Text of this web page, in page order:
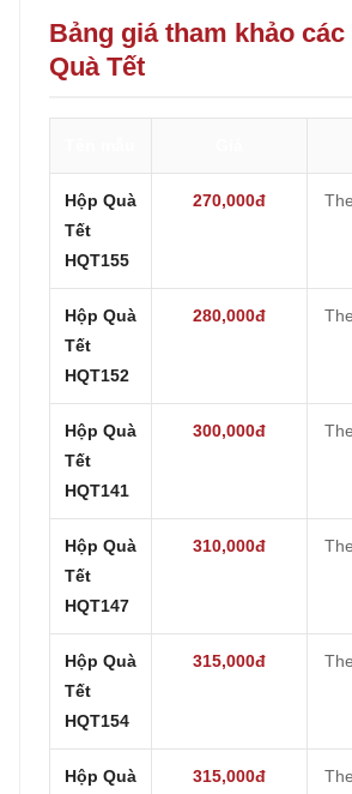
Bảng giá tham khảo
Quà Tết
Hộp Quà
Tết
HQT155
270,000đ
Hộp Quà
Tết
HQT152
280,000đ
Hộp Quà
Tết
HQT141
300,000đ
Hộp Quà
Tết
HQT147
310,000đ
Hộp Quà
Tết
HQT154
315,000đ
Hộp Quà
315,000đ